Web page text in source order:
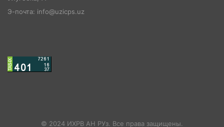
Э-почта: info@uzicps.uz
© 2024 ИХРВ АН РУз. Все права защищены.